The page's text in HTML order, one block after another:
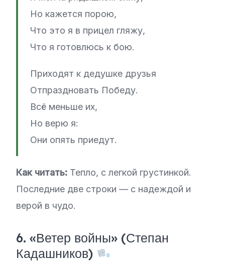
Но кажется порою,
Что это я в прицел гляжу,
Что я готовлюсь к бою.
Приходят к дедушке друзья
Отпраздновать Победу.
Всё меньше их,
Но верю я:
Они опять приедут.
Как читать: Тепло, с легкой грустинкой.
Последние две строки — с надеждой и
верой в чудо.
6. «Ветер войны» (Степан
Кадашников)